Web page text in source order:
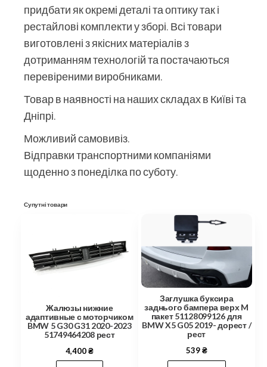
придбати як окремі деталі та оптику так і
рестайлові комплекти у зборі. Всі товари
виготовлені з якісних матеріалів з
дотриманням технологій та постачаються
перевіреними виробниками.
Товар в наявності на наших складах в Київі та
Дніпрі.
Можливий самовивіз.
Відправки транспортними компаніями
щоденно з понеділка по суботу.
Супутні товари
Жалюзы нижние
адаптивные с моторчиком
BMW 5 G30 G31 2020-2023
51749464208 рест
4,400₴
Заглушка буксира
заднього бампера верх M
пакет 51128099126 для
BMW X5 G05 2019- дорест /
рест
539₴